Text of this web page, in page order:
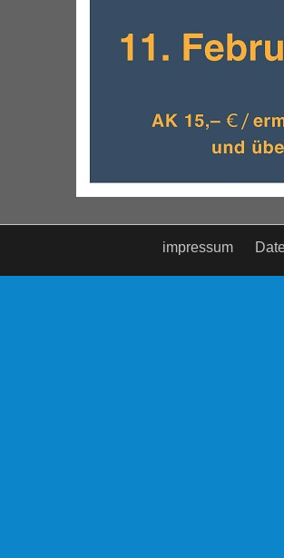
impressum